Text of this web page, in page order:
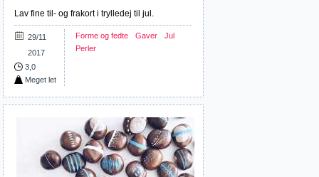
Lav fine til- og frakort i trylledej til jul.
29/11
2017
3,0
Meget let
Forme og fedte Gaver
Jul
Perler